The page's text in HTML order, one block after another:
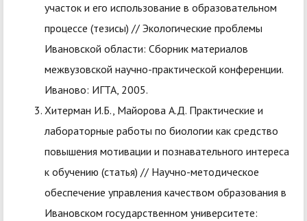
участок и его использование в образовательном
процессе (тезисы) // Экологические проблемы
Ивановской области: Сборник материалов
межвузовской научно-практической конференции.
Иваново: ИГТА, 2005.
Хитерман И.Б., Майорова А.Д. Практические и
лабораторные работы по биологии как средство
повышения мотивации и познавательного интереса
к обучению (статья) // Научно-методическое
обеспечение управления качеством образования в
Ивановском государственном университете: